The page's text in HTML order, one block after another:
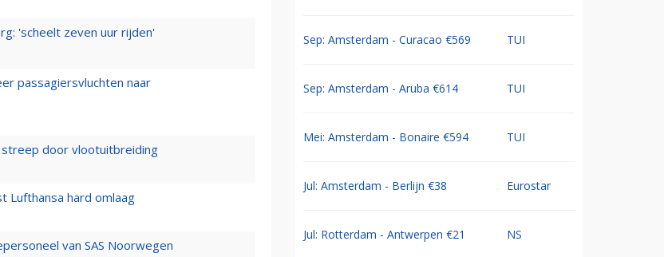
'scheelt zeven uur rijden'
passagiersvluchten naar
door vlootuitbreiding
Lufthansa hard omlaag
van SAS Noorwegen
Sep: Amsterdam - Curacao €569 TUI
Sep: Amsterdam - Aruba €614 TUI
Mei: Amsterdam - Bonaire €594 TUI
Jul: Amsterdam - Berlijn €38 Eurostar
Jul: Rotterdam - Antwerpen €21 NS